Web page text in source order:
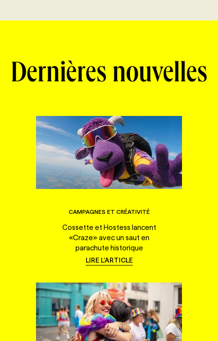
Dernières nouvelles
CAMPAGNES ET CRÉATIVITÉ
Cossette et Hostess lancent
«Craze» avec un saut en
parachute historique
LIRE L'ARTICLE